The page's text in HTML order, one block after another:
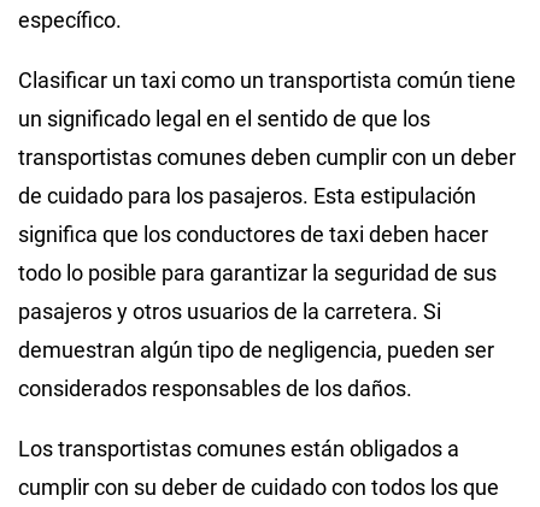
específico.
Clasificar un taxi como un transportista común tiene
un significado legal en el sentido de que los
transportistas comunes deben cumplir con un deber
de cuidado para los pasajeros. Esta estipulación
significa que los conductores de taxi deben hacer
todo lo posible para garantizar la seguridad de sus
pasajeros y otros usuarios de la carretera. Si
demuestran algún tipo de negligencia, pueden ser
considerados responsables de los daños.
Los transportistas comunes están obligados a
cumplir con su deber de cuidado con todos los que